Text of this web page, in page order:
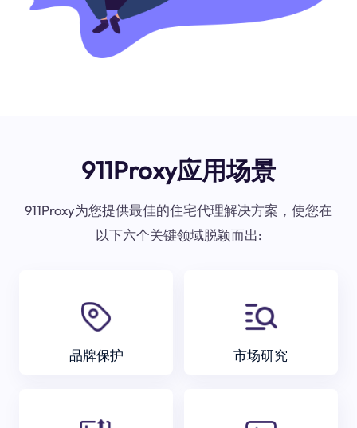
911Proxy应用场景
911Proxy为您提供最佳的住宅代理解决方案，使您在
以下六个关键领域脱颖而出:
品牌保护 市场研究